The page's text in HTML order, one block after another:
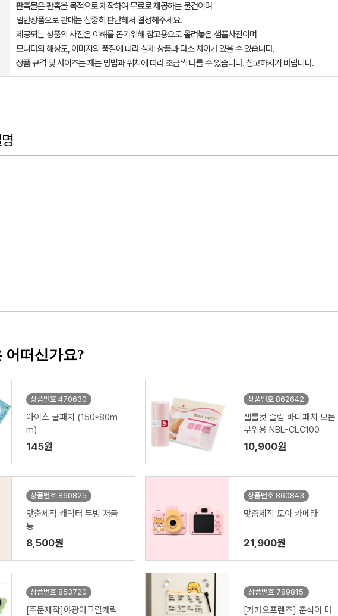
판촉물은 판촉을 목적으로 제작하여 무료로 제공하는 물건이며
일반상품으로 판매는 신중히 판단해서 결정해주세요.
제공되는 상품의 사진은 이해를 돕기위해 참고용으로 올려놓은 샘플사진이며
모니터의 해상도, 이미지의 품질에 따라 실제 상품과 다소 차이가 있을 수 있습니다.
상품 규격 및 사이즈는 재는 방법과 위치에 따라 조금씩 다를 수 있습니다. 참고하시기 바랍니다.
어떠신가요?
상품번호 470630
아이스 쿨패치 (150*80m
m)
145원
상품번호 862642
셀룰컷 슬림 바디패치 모든
부위용 NBL-CLC100
10,900원
상품번호 860825
맞춤제작 캐릭터 무빙 저금
통
8,500원
상품번호 860843
맞춤제작 토이 카메라
21,900원
상품번호 853720
[주문제작]야광아크릴캐릭
상품번호 789815
[카카오프렌즈] 춘식이 마